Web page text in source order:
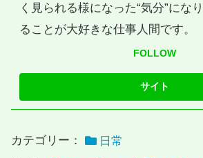
く見られる様になった“気分”にな
ることが大好きな仕事人間です。
FOLLOW
カテゴリー：
日常